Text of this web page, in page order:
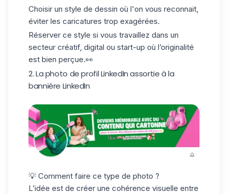
Choisir un style de dessin où l'on vous reconnait,
éviter les caricatures trop exagérées.
Réserver ce style si vous travaillez dans un
secteur créatif, digital ou start-up où l’originalité
est bien perçue.👀
2. La photo de profil LinkedIn assortie à la
bannière LinkedIn
💡 Comment faire ce type de photo ?
L’idée est de créer une cohérence visuelle entre